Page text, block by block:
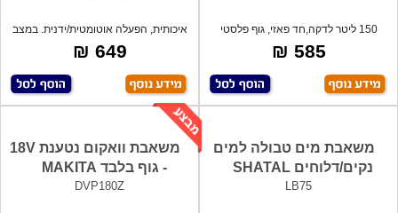
150 ליטר לדקה,חד פאזי, גוף פלסטי
איכותי
585 ₪
איכותית, הפעלה אוטומטית/ידנית. במצב
אוטו
649 ₪
משאבת מים טבולה למים
נקים/דלוחים SHATAL
LB75
משאבת וואקום נטענת 18V
- גוף בלבד MAKITA
DVP180Z